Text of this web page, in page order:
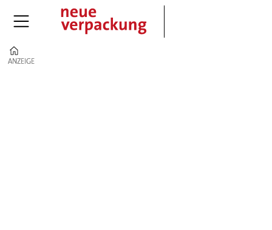
ANZEIGE
ANZEIGE